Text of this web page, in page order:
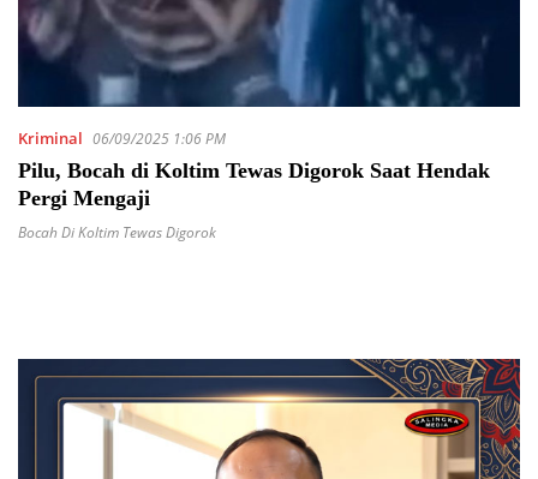
Kriminal 06/09/2025 1:06 PM
Pilu, Bocah di Koltim Tewas Digorok Saat Hendak
Pergi Mengaji
Bocah Di Koltim Tewas Digorok